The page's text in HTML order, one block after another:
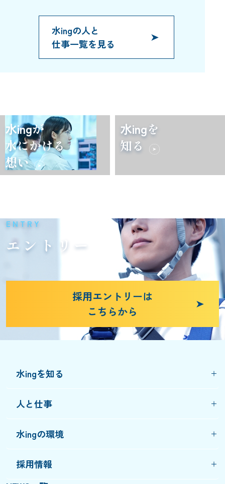
水ingの人と
仕事一覧を見る
水ingが
水にかける
想い
水ingを
知る
ENTRY
エントリー
採用エントリーは
こちらから
水ingを知る
人と仕事
水ingの環境
採用情報